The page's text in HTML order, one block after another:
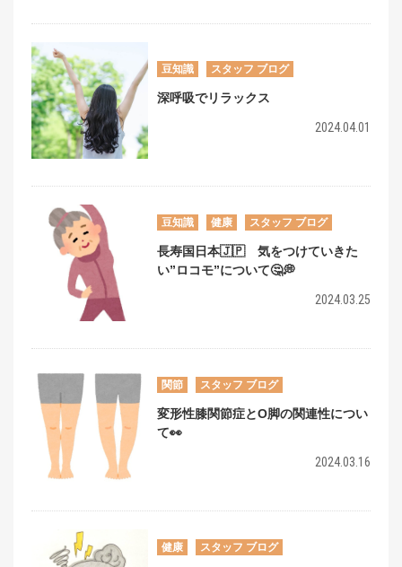
豆知識 スタッフ ブログ
深呼吸でリラックス
2024.04.01
豆知識 健康 スタッフ ブログ
長寿国日本🇯🇵 気をつけていきた
い”ロコモ”について🤔💭
2024.03.25
関節 スタッフ ブログ
変形性膝関節症とO脚の関連性につい
て👀
2024.03.16
健康 スタッフ ブログ